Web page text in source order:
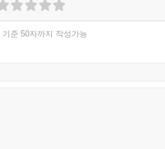
기준 50자까지 작성가능